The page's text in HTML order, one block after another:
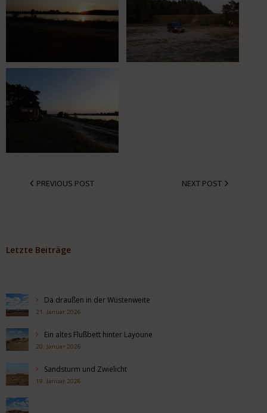
PREVIOUS POST NEXT POST
Letzte Beiträge
Da draußen in der Wüstenweite
21. Januar 2026
Ein altes Flußbett hinter Layoune
20. Januar 2026
Sandsturm und Zwielicht
19. Januar 2026